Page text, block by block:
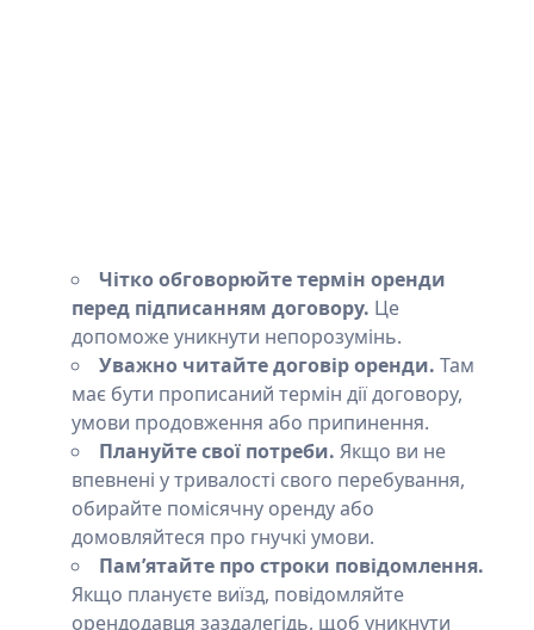
Чітко обговорюйте термін оренди
перед підписанням договору. Це
допоможе уникнути непорозумінь.
Уважно читайте договір оренди. Там
має бути прописаний термін дії договору,
умови продовження або припинення.
Плануйте свої потреби. Якщо ви не
впевнені у тривалості свого перебування,
обирайте помісячну оренду або
домовляйтеся про гнучкі умови.
Пам’ятайте про строки повідомлення.
Якщо плануєте виїзд, повідомляйте
орендодавця заздалегідь, щоб уникнути